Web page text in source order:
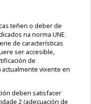
teñen o deber de
na norma UNE
de características
ser accesible,
de
actualmente vixente en
deben satisfacer
2 (adecuación de